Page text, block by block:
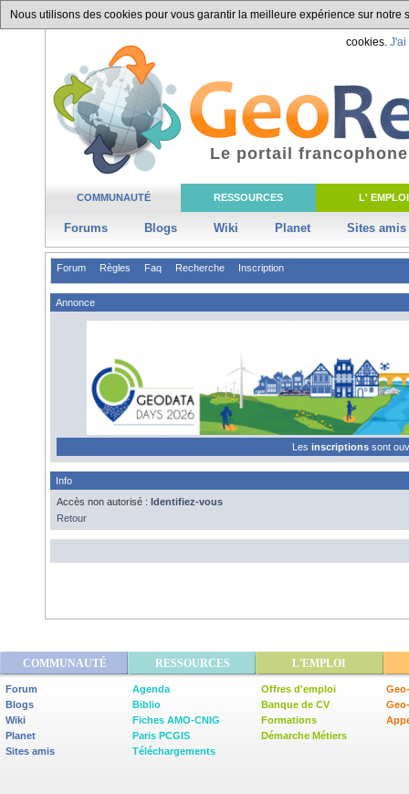
Nous utilisons des cookies pour vous garantir la meilleure expérience sur
cookies. J'ai
COMMUNAUTÉ RESSOURCES L' EMPLOI
Forums Blogs Wiki Planet Sites amis
Le portail
Forum Règles Faq Recherche Inscription
Annonce
Les inscriptions sont
Info
Accès non autorisé : Identifiez-vous
Retour
COMMUNAUTÉ RESSOURCES L'EMPLOI
Forum
Blogs
Wiki
Planet
Sites amis
Agenda
Biblio
Fiches AMO-CNIG
Paris PCGIS
Téléchargements
Offres d'emploi
Banque de CV
Formations
Démarche Métiers